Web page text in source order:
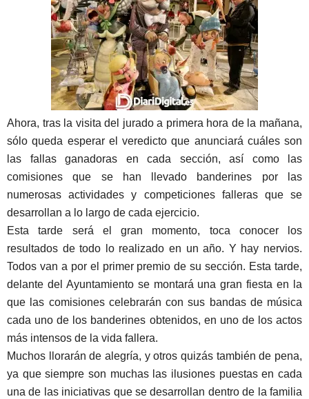
Ahora, tras la visita del jurado a primera hora de la mañana,
sólo queda esperar el veredicto que anunciará cuáles son
las fallas ganadoras en cada sección, así­ como las
comisiones que se han llevado banderines por las
numerosas actividades y competiciones falleras que se
desarrollan a lo largo de cada ejercicio.
Esta tarde será el gran momento, toca conocer los
resultados de todo lo realizado en un año. Y hay nervios.
Todos van a por el primer premio de su sección. Esta tarde,
delante del Ayuntamiento se montará una gran fiesta en la
que las comisiones celebrarán con sus bandas de música
cada uno de los banderines obtenidos, en uno de los actos
más intensos de la vida fallera.
Muchos llorarán de alegría, y otros quizás también de pena,
ya que siempre son muchas las ilusiones puestas en cada
una de las iniciativas que se desarrollan dentro de la familia